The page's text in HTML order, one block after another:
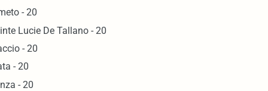
- 20
Lucie De Tallano - 20
- 20
- 20
- 20